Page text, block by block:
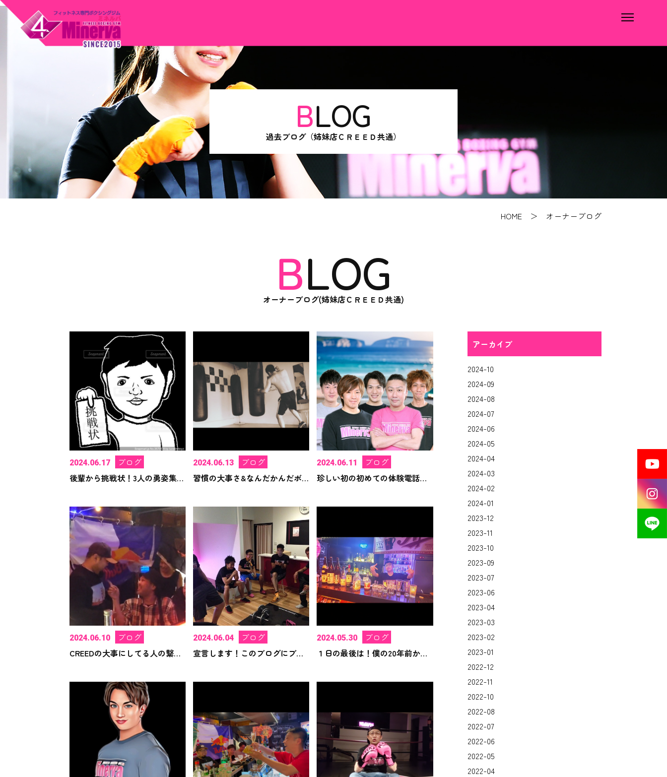
BLOG
過去ブログ（姉妹店ＣＲＥＥＤ共通）
HOME ＞ オーナーブログ
BLOG
オーナーブログ(姉妹店ＣＲＥＥＤ共通)
2024.06.17
ブログ
後輩から挑戦状！3人の勇姿集結！
2024.06.13
ブログ
習慣の大事さ&なんだかんだボクシング運動最高！
2024.06.11
ブログ
珍しい初の初めての体験電話内容！感謝！
2024.06.10
ブログ
CREEDの大事にしてる人の繋がりに
2024.06.04
ブログ
宣言します！このブログにブログ内容を！
2024.05.30
ブログ
１日の最後は！僕の20年前からお付き合いして頂いてる
アーカイブ
2024-10
2024-09
2024-08
2024-07
2024-06
2024-05
2024-04
2024-03
2024-02
2024-01
2023-12
2023-11
2023-10
2023-09
2023-07
2023-06
2023-04
2023-03
2023-02
2023-01
2022-12
2022-11
2022-10
2022-08
2022-07
2022-06
2022-05
2022-04